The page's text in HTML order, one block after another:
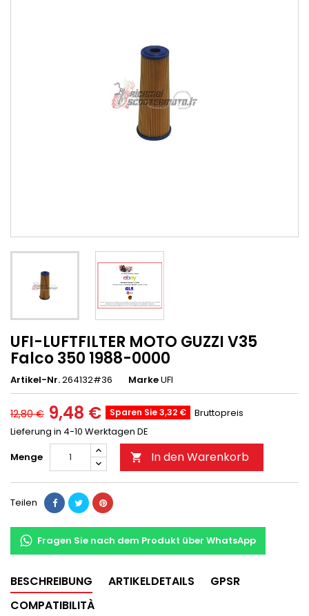
UFI-LUFTFILTER MOTO GUZZI V35
Falco 350 1988-0000
Artikel-Nr.264132#36 MarkeUFI
12,80 € 9,48 € Sparen Sie 3,32 €
Bruttopreis
Lieferung in 4-10 Werktagen DE
Menge
 In den Warenkorb
Teilen
Fragen Sie nach dem Produkt über WhatsApp
BESCHREIBUNG ARTIKELDETAILS
GPSR
COMPATIBILITÀ